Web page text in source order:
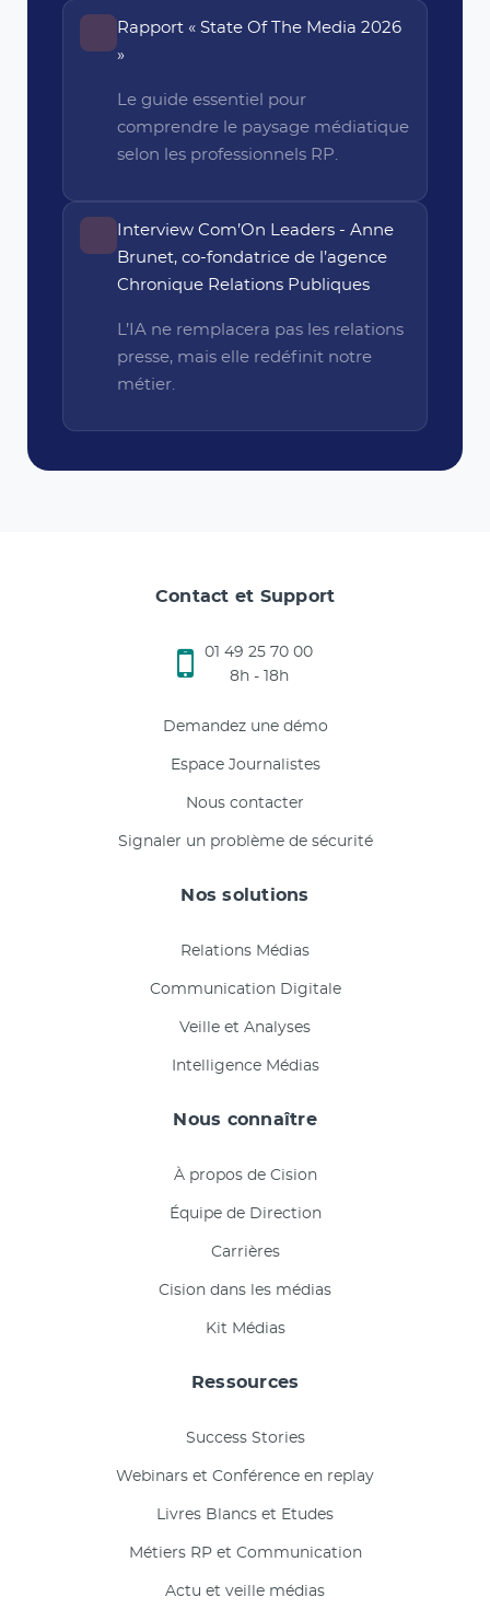
Rapport « State Of The Media 2026
»
Le guide essentiel pour
comprendre le paysage médiatique
selon les professionnels RP.
Interview Com’On Leaders - Anne
Brunet, co-fondatrice de l’agence
Chronique Relations Publiques
L’IA ne remplacera pas les relations
presse, mais elle redéfinit notre
métier.
Contact et Support
01 49 25 70 00
8h - 18h
Demandez une démo
Espace Journalistes
Nous contacter
Signaler un problème de sécurité
Nos solutions
Relations Médias
Communication Digitale
Veille et Analyses
Intelligence Médias
Nous connaître
À propos de Cision
Équipe de Direction
Carrières
Cision dans les médias
Kit Médias
Ressources
Success Stories
Webinars et Conférence en replay
Livres Blancs et Etudes
Métiers RP et Communication
Actu et veille médias